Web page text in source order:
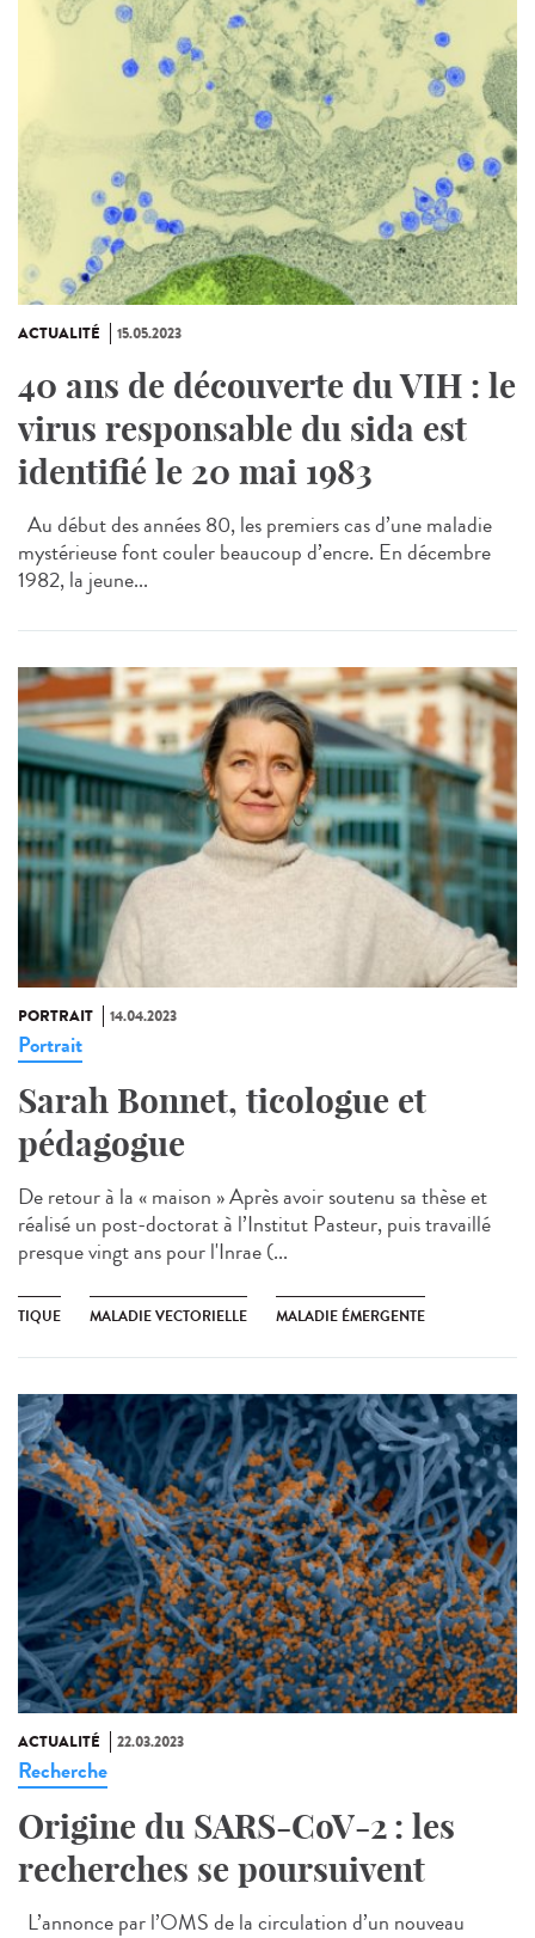
ACTUALITÉ 15.05.2023
40 ans de découverte du VIH : le
virus responsable du sida est
identifié le 20 mai 1983
Au début des années 80, les premiers cas d’une maladie
mystérieuse font couler beaucoup d’encre. En décembre
1982, la jeune...
PORTRAIT 14.04.2023
Portrait
Sarah Bonnet, ticologue et
pédagogue
De retour à la « maison » Après avoir soutenu sa thèse et
réalisé un post-doctorat à l’Institut Pasteur, puis travaillé
presque vingt ans pour l'Inrae (...
TIQUE MALADIE VECTORIELLE MALADIE ÉMERGENTE
ACTUALITÉ 22.03.2023
Recherche
Origine du SARS-CoV-2 : les
recherches se poursuivent
L’annonce par l’OMS de la circulation d’un nouveau